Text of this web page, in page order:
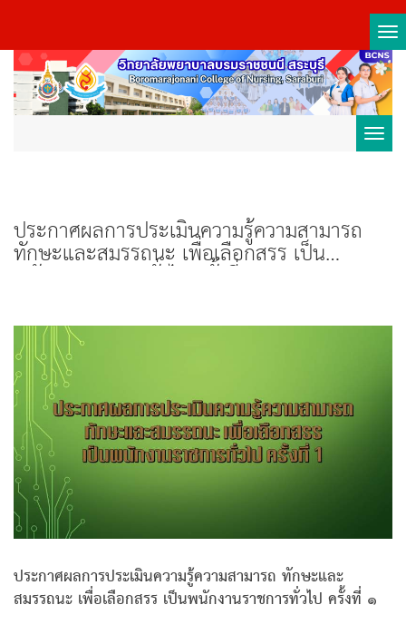
ประกาศผลการประเมินความรู้ความสามารถ
ทักษะและสมรรถนะ เพื่อเลือกสรร เป็น
พนักงานราชการทั่วไป ครั้งที่ ๑
ประกาศผลการประเมินความรู้ความสามารถ ทักษะและ
สมรรถนะ เพื่อเลือกสรร เป็นพนักงานราชการทั่วไป ครั้งที่ ๑